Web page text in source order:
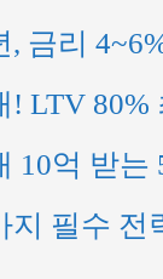
, 금리
! LTV 80%
10억 받는
지 필수 전